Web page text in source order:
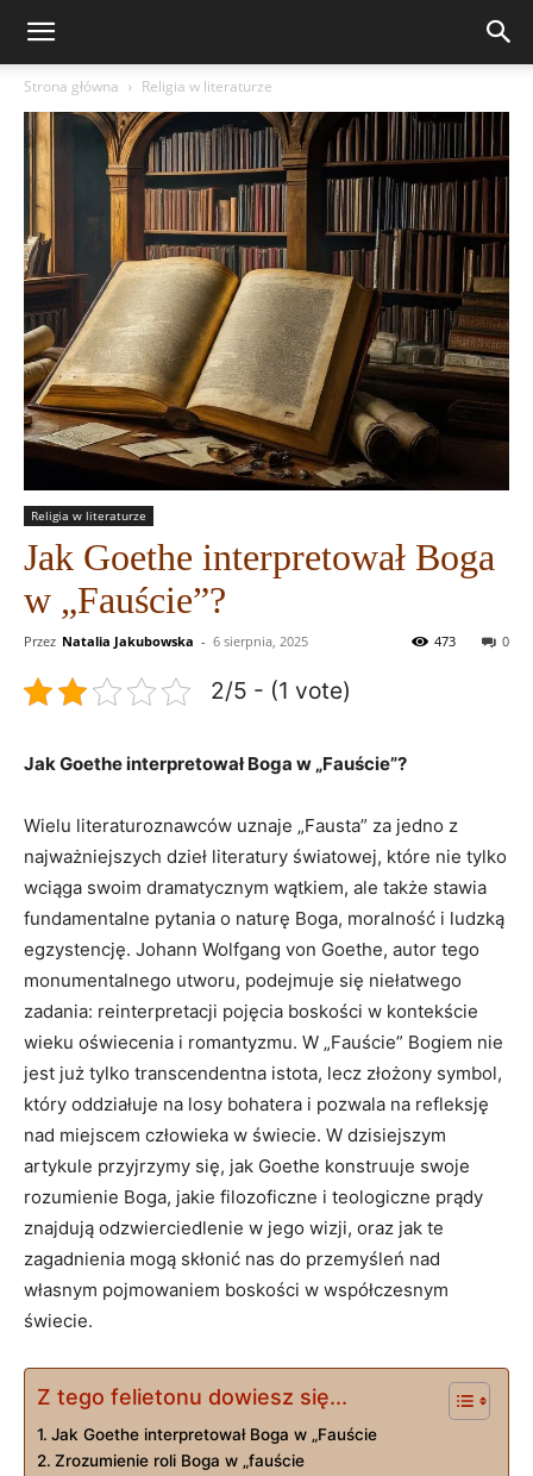
Strona główna Religia w literaturze
Religia w literaturze
Jak Goethe interpretował Boga
w „Fauście”?
Przez Natalia Jakubowska - 6 sierpnia, 2025 0
473
2/5 - (1 vote)
Jak Goethe interpretował Boga w „Fauście”?
Wielu literaturoznawców uznaje „Faus­ta” za jedno z
najważniejszych dzieł literatury światowej, które nie tylko
wciąga swoim dramatycznym wątkiem, ale także stawia
fundamentalne pytania o naturę Boga, moralność i ludzką
egzystencję. Johann Wolfgang von Goethe, autor tego
monumentalnego utworu, podejmuje się niełatwego
zadania: reinterpretacji pojęcia boskości w kontekście
wieku oświecenia i romantyzmu. W „Fauście” Bogiem nie
jest już tylko transcendentna istota, lecz złożony symbol,
który oddziałuje na losy bohatera i pozwala na refleksję
nad miejscem człowieka w świecie. W dzisiejszym
artykule przyjrzymy się, jak Goethe konstruuje swoje
rozumienie Boga, jakie filozoficzne i teologiczne prądy
znajdują odzwierciedlenie w jego wizji, oraz jak te
zagadnienia mogą skłonić nas do przemyśleń nad
własnym pojmowaniem boskości w współczesnym
świecie.
Z tego felietonu dowiesz się...
Jak Goethe interpretował Boga w „Fauście
Zrozumienie roli Boga w „fauście